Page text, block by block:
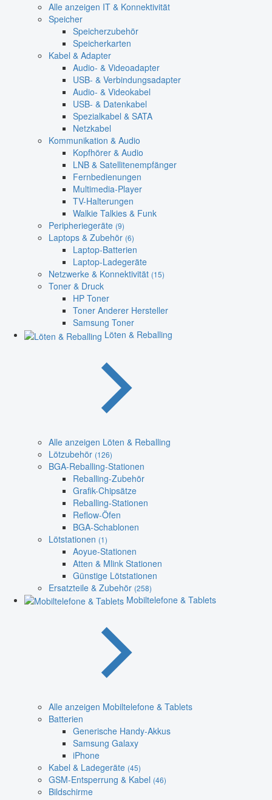
Alle anzeigen IT & Konnektivität
Speicher
Speicherzubehör
Speicherkarten
Kabel & Adapter
Audio- & Videoadapter
USB- & Verbindungsadapter
Audio- & Videokabel
USB- & Datenkabel
Spezialkabel & SATA
Netzkabel
Kommunikation & Audio
Kopfhörer & Audio
LNB & Satellitenempfänger
Fernbedienungen
Multimedia-Player
TV-Halterungen
Walkie Talkies & Funk
Peripheriegeräte (9)
Laptops & Zubehör (6)
Laptop-Batterien
Laptop-Ladegeräte
Netzwerke & Konnektivität (15)
Toner & Druck
HP Toner
Toner Anderer Hersteller
Samsung Toner
Löten & Reballing
Alle anzeigen Löten & Reballing
Lötzubehör (126)
BGA-Reballing-Stationen
Reballing-Zubehör
Grafik-Chipsätze
Reballing-Stationen
Reflow-Öfen
BGA-Schablonen
Lötstationen (1)
Aoyue-Stationen
Atten & Mlink Stationen
Günstige Lötstationen
Ersatzteile & Zubehör (258)
Mobiltelefone & Tablets
Alle anzeigen Mobiltelefone & Tablets
Batterien
Generische Handy-Akkus
Samsung Galaxy
iPhone
Kabel & Ladegeräte (45)
GSM-Entsperrung & Kabel (46)
Bildschirme